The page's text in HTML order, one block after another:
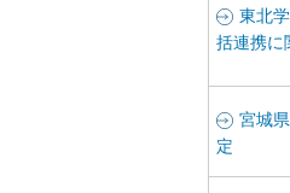
東北
括連携に
宮城
定